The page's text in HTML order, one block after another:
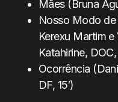
Mães (Bruna
Nosso Modo de
Kerexu Martim
Katahirine, DOC,
Ocorrência
DF, 15′)